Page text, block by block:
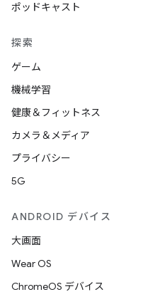
ポッドキャスト
探索
ゲーム
機械学習
健康＆フィットネス
カメラ＆メディア
プライバシー
5G
ANDROID デバイス
大画面
Wear OS
ChromeOS デバイス